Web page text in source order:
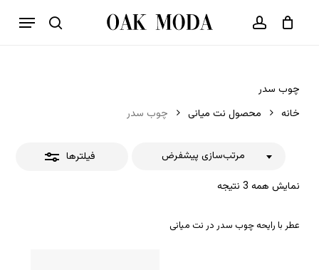
جستجو حساب کاربری
فهرست
سبد خرید بستن
چوب سدر
خانه
محصول نت میانی چوب سدر
فیلترها
نمایش همه 3 نتیجه
مرتب‌سازی پیشفرض
بستن
عطر با رایحه چوب سدر در نت میانی